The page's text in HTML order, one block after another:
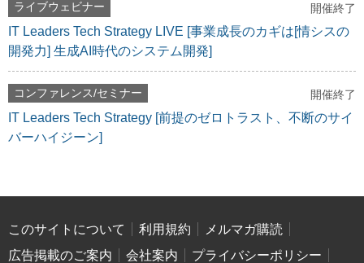
ライブウェビナー 開催終了
IT Leaders Tech Strategy LIVE [事業成長のカギは[情シスの
開発力] 生成AI時代のシステム開発]
コンファレンス/セミナー 開催終了
IT Leaders Tech Strategy [前提のゼロトラスト、不断のサイ
バーハイジーン]
このサイトについて 利用規約
メルマガ購読
広告掲載のご案内
会社案内
プライバシーポリシー